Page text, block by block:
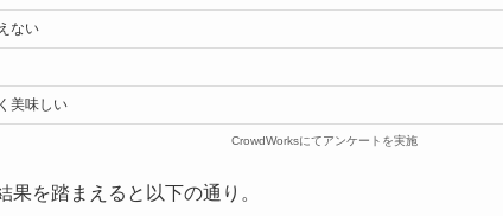
ない
美味しい
CrowdWorksにてアンケートを実施
果を踏まえると以下の通り。